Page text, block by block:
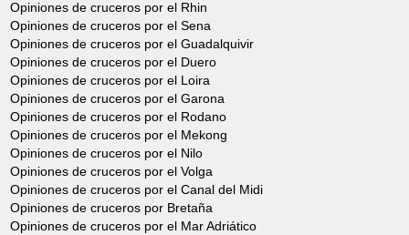
Opiniones de cruceros por el Rhin
Opiniones de cruceros por el Sena
Opiniones de cruceros por el Guadalquivir
Opiniones de cruceros por el Duero
Opiniones de cruceros por el Loira
Opiniones de cruceros por el Garona
Opiniones de cruceros por el Rodano
Opiniones de cruceros por el Mekong
Opiniones de cruceros por el Nilo
Opiniones de cruceros por el Volga
Opiniones de cruceros por el Canal del Midi
Opiniones de cruceros por Bretaña
Opiniones de cruceros por el Mar Adriático